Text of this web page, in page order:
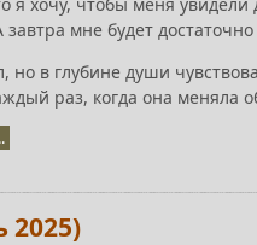
мне будет
но в глубине души
раз, когда она меняла
2025)